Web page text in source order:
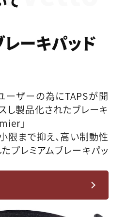
ーキパッド
ーザーの為にTAPSが開
し製品化されたブレーキ
」
限まで抑え、高い制動性
プレミアムブレーキパッ